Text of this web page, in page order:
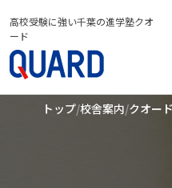
高校受験に強い千葉の進学塾クオ
ード
トップ 校舎案内 クオー